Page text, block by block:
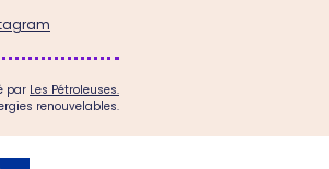
par Les Pétroleuses.
renouvelables.